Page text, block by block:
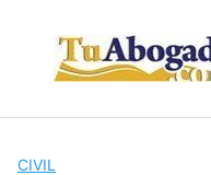
content
CIVIL